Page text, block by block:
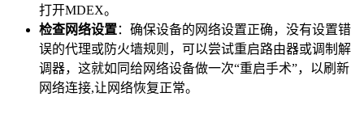
打开MDEX。
检查网络设置：确保设备的网络设置正确，没有设置错
误的代理或防火墙规则，可以尝试重启路由器或调制解
调器，这就如同给网络设备做一次“重启手术”，以刷新
网络连接,让网络恢复正常。